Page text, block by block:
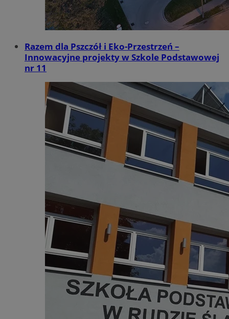
Razem dla Pszczół i Eko-Przestrzeń –
Innowacyjne projekty w Szkole Podstawowej
nr 11